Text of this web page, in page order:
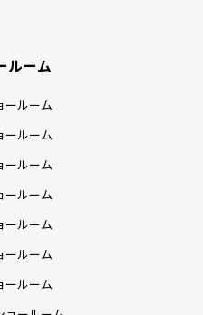
ルーム
ールーム
ールーム
ールーム
ールーム
ールーム
ールーム
ールーム